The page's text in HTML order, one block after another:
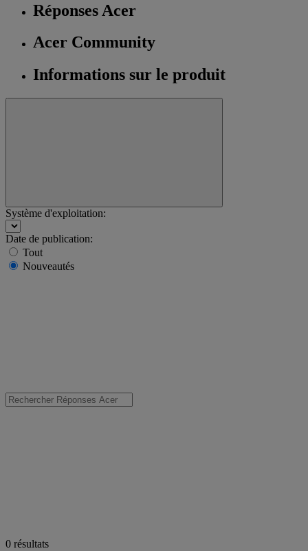
Réponses Acer
Acer Community
Informations sur le produit
Système d'exploitation:
Date de publication:
Tout
Nouveautés
0 résultats